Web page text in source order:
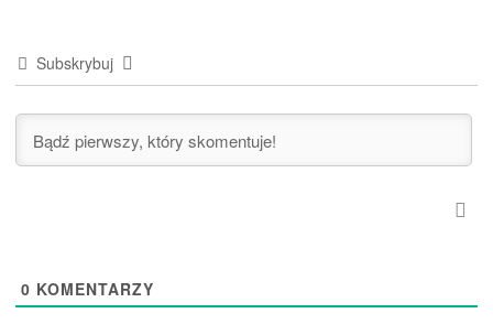
Subskrybuj
0 KOMENTARZY